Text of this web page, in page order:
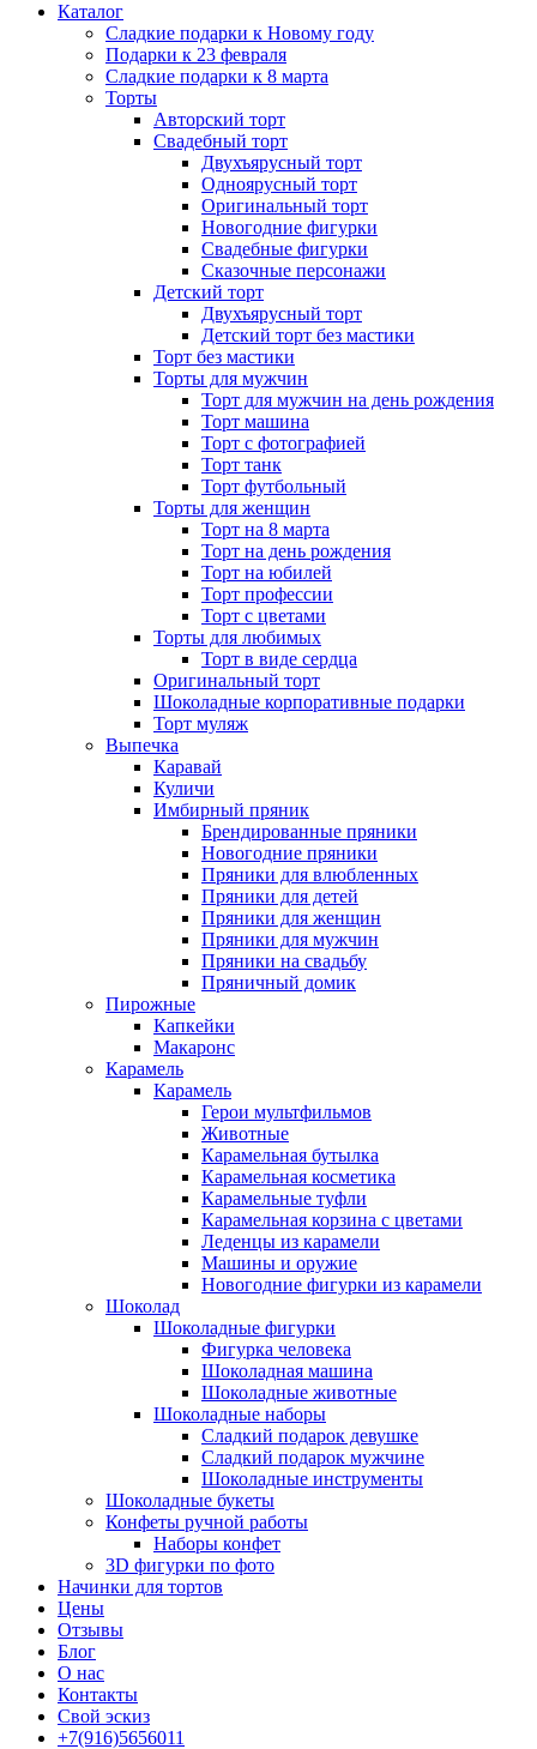
Каталог
Сладкие подарки к Новому году
Подарки к 23 февраля
Сладкие подарки к 8 марта
Торты
Авторский торт
Свадебный торт
Двухъярусный торт
Одноярусный торт
Оригинальный торт
Новогодние фигурки
Свадебные фигурки
Сказочные персонажи
Детский торт
Двухъярусный торт
Детский торт без мастики
Торт без мастики
Торты для мужчин
Торт для мужчин на день рождения
Торт машина
Торт с фотографией
Торт танк
Торт футбольный
Торты для женщин
Торт на 8 марта
Торт на день рождения
Торт на юбилей
Торт профессии
Торт с цветами
Торты для любимых
Торт в виде сердца
Оригинальный торт
Шоколадные корпоративные подарки
Торт муляж
Выпечка
Каравай
Куличи
Имбирный пряник
Брендированные пряники
Новогодние пряники
Пряники для влюбленных
Пряники для детей
Пряники для женщин
Пряники для мужчин
Пряники на свадьбу
Пряничный домик
Пирожные
Капкейки
Макаронс
Карамель
Карамель
Герои мультфильмов
Животные
Карамельная бутылка
Карамельная косметика
Карамельные туфли
Карамельная корзина с цветами
Леденцы из карамели
Машины и оружие
Новогодние фигурки из карамели
Шоколад
Шоколадные фигурки
Фигурка человека
Шоколадная машина
Шоколадные животные
Шоколадные наборы
Сладкий подарок девушке
Сладкий подарок мужчине
Шоколадные инструменты
Шоколадные букеты
Конфеты ручной работы
Наборы конфет
3D фигурки по фото
Начинки для тортов
Цены
Отзывы
Блог
О нас
Контакты
Свой эскиз
+7(916)5656011